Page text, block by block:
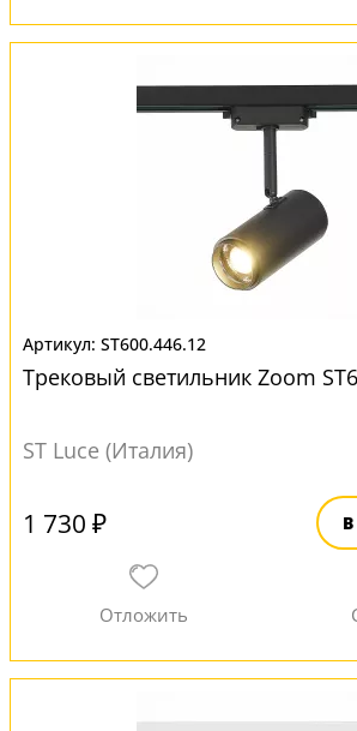
ST600.446.12
Трековый светильник Zoom
ST Luce (Италия)
1 730 ₽